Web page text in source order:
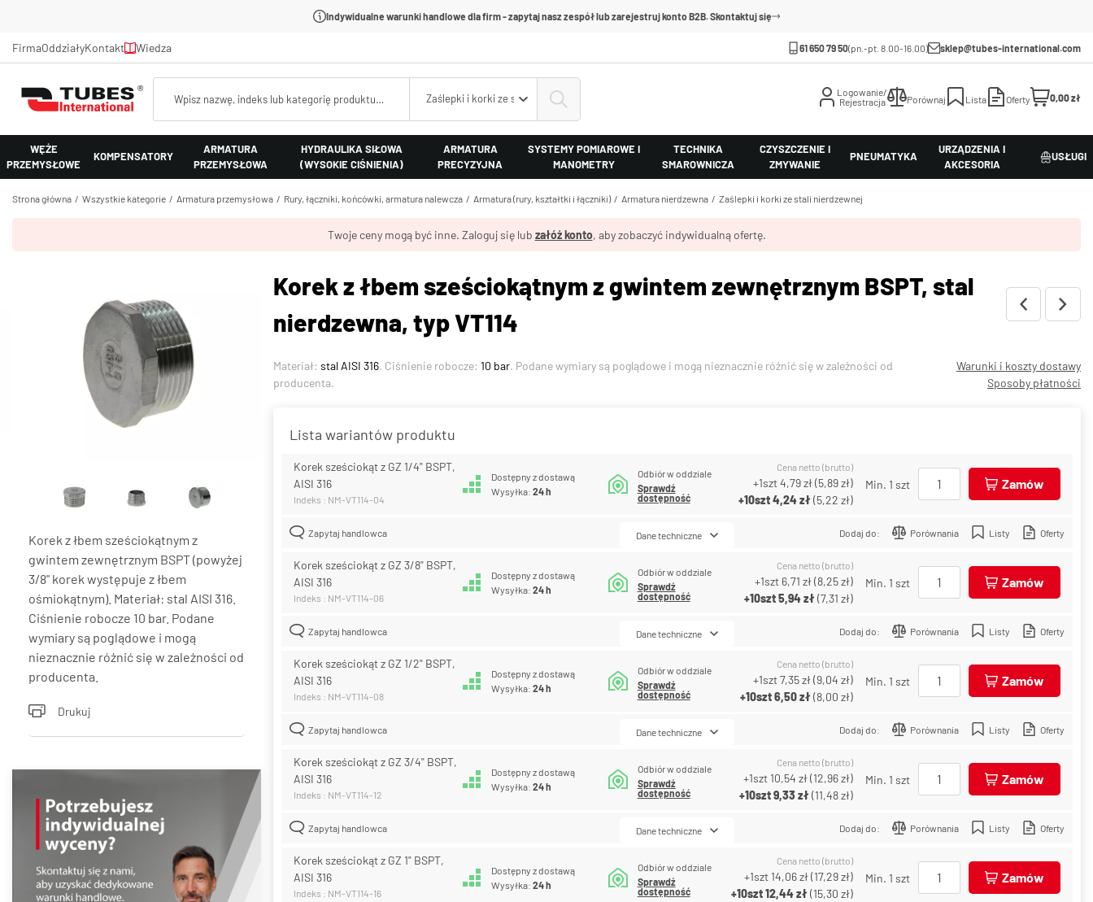
Indywidualne warunki handlowe dla firm - zapytaj nasz zespół lub zarejestruj konto B2B. Skontaktuj się
FirmaOddziałyKontakt Wiedza 61 650 79 50(pn.-pt. 8.00-16.00) sklep@tubes-international.com
Zaślepki i korki ze stali nierdzewnej
Logowanie/
Rejestracja
Porównaj Lista Oferty 0,00 zł
WĘŻE
PRZEMYSŁOWE
KOMPENSATORY
ARMATURA
PRZEMYSŁOWA
HYDRAULIKA SIŁOWA
(WYSOKIE CIŚNIENIA)
ARMATURA
PRECYZYJNA
SYSTEMY POMIAROWE I
MANOMETRY
TECHNIKA
SMAROWNICZA
CZYSZCZENIE I
ZMYWANIE
PNEUMATYKA
URZĄDZENIA I
AKCESORIA
USŁUGI
Strona główna Wszystkie kategorie Armatura przemysłowa Rury, łączniki, końcówki, armatura nalewcza Armatura (rury, kształtki i łączniki) Armatura nierdzewna Zaślepki i korki ze stali nierdzewnej
Twoje ceny mogą być inne. Zaloguj się lub załóż konto, aby zobaczyć indywidualną ofertę.
Korek z łbem sześciokątnym z
gwintem zewnętrznym BSPT (powyżej
3/8" korek występuje z łbem
ośmiokątnym). Materiał: stal AISI 316.
Ciśnienie robocze 10 bar. Podane
wymiary są poglądowe i mogą
nieznacznie różnić się w zależności od
producenta.
Drukuj
Korek z łbem sześciokątnym z gwintem zewnętrznym BSPT, stal
nierdzewna, typ VT114
Materiał: stal AISI 316. Ciśnienie robocze: 10 bar. Podane wymiary są poglądowe i mogą nieznacznie różnić się w zależności od
producenta.
Warunki i koszty dostawy
Sposoby płatności
Lista wariantów produktu
Korek sześciokąt z GZ 1/4" BSPT,
AISI 316
Indeks : NM-VT114-04
Dostępny z dostawą
Wysyłka:24 h
Odbiór w oddziale
Sprawdź
dostępność
Cena netto (brutto)
+1szt4,79 zł(5,89 zł)
+10szt4,24 zł(5,22 zł)
Min. 1 szt Zamów
Zapytaj handlowca Dodaj do: Porównania Listy Oferty
Dane techniczne
Korek sześciokąt z GZ 3/8" BSPT,
AISI 316
Indeks : NM-VT114-06
Dostępny z dostawą
Wysyłka:24 h
Odbiór w oddziale
Sprawdź
dostępność
Cena netto (brutto)
+1szt 6,71 zł(8,25 zł)
+10szt5,94 zł(7,31 zł)
Min. 1 szt Zamów
Zapytaj handlowca Dodaj do: Porównania Listy Oferty
Dane techniczne
Korek sześciokąt z GZ 1/2" BSPT,
AISI 316
Indeks : NM-VT114-08
Dostępny z dostawą
Wysyłka:24 h
Odbiór w oddziale
Sprawdź
dostępność
Cena netto (brutto)
+1szt7,35 zł(9,04 zł)
+10szt6,50 zł(8,00 zł)
Min. 1 szt Zamów
Zapytaj handlowca Dodaj do: Porównania Listy Oferty
Dane techniczne
Korek sześciokąt z GZ 3/4" BSPT,
AISI 316
Indeks : NM-VT114-12
Dostępny z dostawą
Wysyłka:24 h
Odbiór w oddziale
Sprawdź
dostępność
Cena netto (brutto)
+1szt 10,54 zł(12,96 zł)
+10szt9,33 zł(11,48 zł)
Min. 1 szt Zamów
Zapytaj handlowca Dodaj do: Porównania Listy Oferty
Dane techniczne
Korek sześciokąt z GZ 1" BSPT,
AISI 316
Indeks : NM-VT114-16
Dostępny z dostawą
Wysyłka:24 h
Odbiór w oddziale
Sprawdź
dostępność
Cena netto (brutto)
+1szt 14,06 zł(17,29 zł)
+10szt12,44 zł(15,30 zł)
Min. 1 szt Zamów